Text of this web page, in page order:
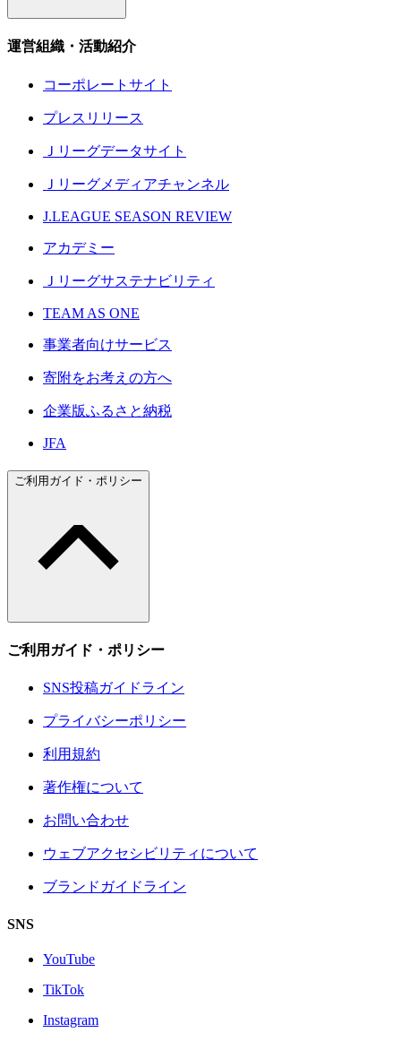
運営組織・活動紹介
コーポレートサイト
プレスリリース
Ｊリーグデータサイト
Ｊリーグメディアチャンネル
J.LEAGUE SEASON REVIEW
アカデミー
Ｊリーグサステナビリティ
TEAM AS ONE
事業者向けサービス
寄附をお考えの方へ
企業版ふるさと納税
JFA
ご利用ガイド・ポリシー
ご利用ガイド・ポリシー
SNS投稿ガイドライン
プライバシーポリシー
利用規約
著作権について
お問い合わせ
ウェブアクセシビリティについて
ブランドガイドライン
SNS
YouTube
TikTok
Instagram